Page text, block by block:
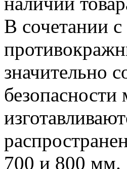
В сочетании
значительно
безопасности
700 и 800 мм.